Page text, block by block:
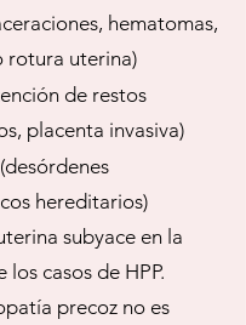
hematomas,
rotura uterina)
de restos
placenta invasiva)
hereditarios)
subyace en la
los casos de HPP.
precoz no es